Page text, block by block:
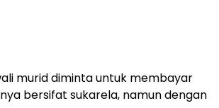
murid diminta untuk membayar
bersifat sukarela, namun dengan